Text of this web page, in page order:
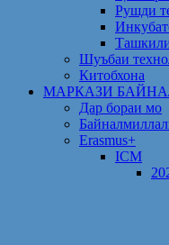
Рушди
Шуъбаи
Китобхона
МАРКАЗИ
Дар бораи мо
Erasmus+
ICM